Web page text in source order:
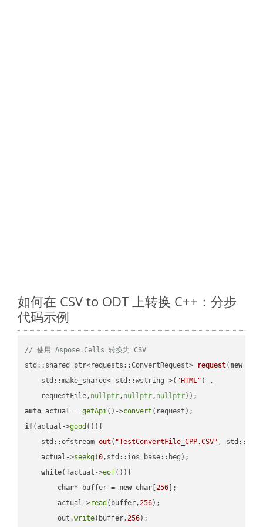
如何在 CSV to ODT 上转换 C++：分步
代码示例
// 使用 Aspose.Cells 转换为 CSV
std::shared_ptr<requests::ConvertRequest> request( new
    std::make_shared< std::wstring >(
"HTML" ) ,
    requestFile,
nullptr, nullptr, nullptr))
auto actual = getApi()->convert
if(actual->good ()){
std::ofstream out( "TestConvertFile_CPP.CSV" ,
    actual->
seekg(0,std::ios_base::beg);
while(!actual->eof()){
char* buffer = new char [256 ];
        actual->
read (buffer,256);
        out.
write(buffer,256);